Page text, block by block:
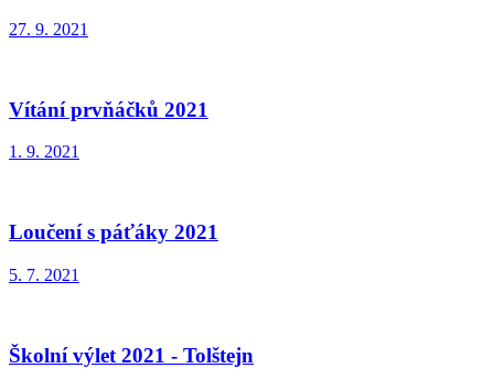
27. 9. 2021
Vítání prvňáčků 2021
1. 9. 2021
Loučení s páťáky 2021
5. 7. 2021
Školní výlet 2021 - Tolštejn